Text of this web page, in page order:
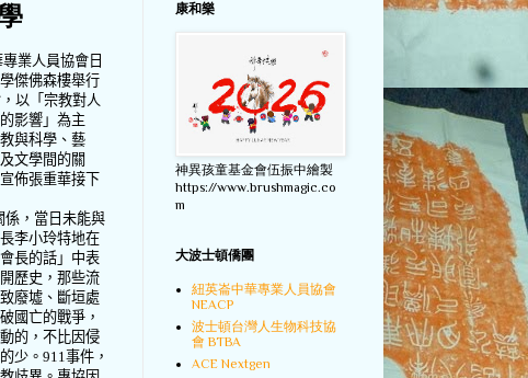
業人員協會日
傑佛森樓舉行
以「宗教對人
影響」為主
與科學、藝
文學間的關
佈張重華接下
係，當日未能與
李小玲特地在
長的話」中表
歷史，那些流
廢墟、斷垣處
國亡的戰爭，
的，不比因侵
少。911事件，
康和樂
神異孩童基金會伍振中繪製
https://www.brushmagic.co
m
大波士頓僑團
紐英崙中華專業人員協會
NEACP
波士頓台灣人生物科技協
會 BTBA
ACE Nextgen